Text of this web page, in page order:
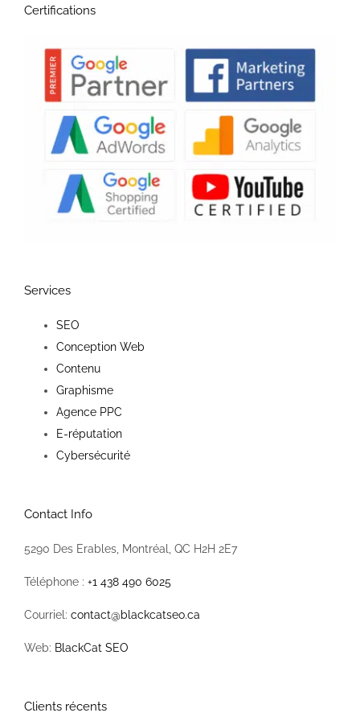
Certifications
Services
SEO
Conception Web
Contenu
Graphisme
Agence PPC
E-réputation
Cybersécurité
Contact Info
5290 Des Erables, Montréal, QC H2H 2E7
Téléphone : +1 438 490 6025
Courriel: contact@blackcatseo.ca
Web: BlackCat SEO
Clients récents